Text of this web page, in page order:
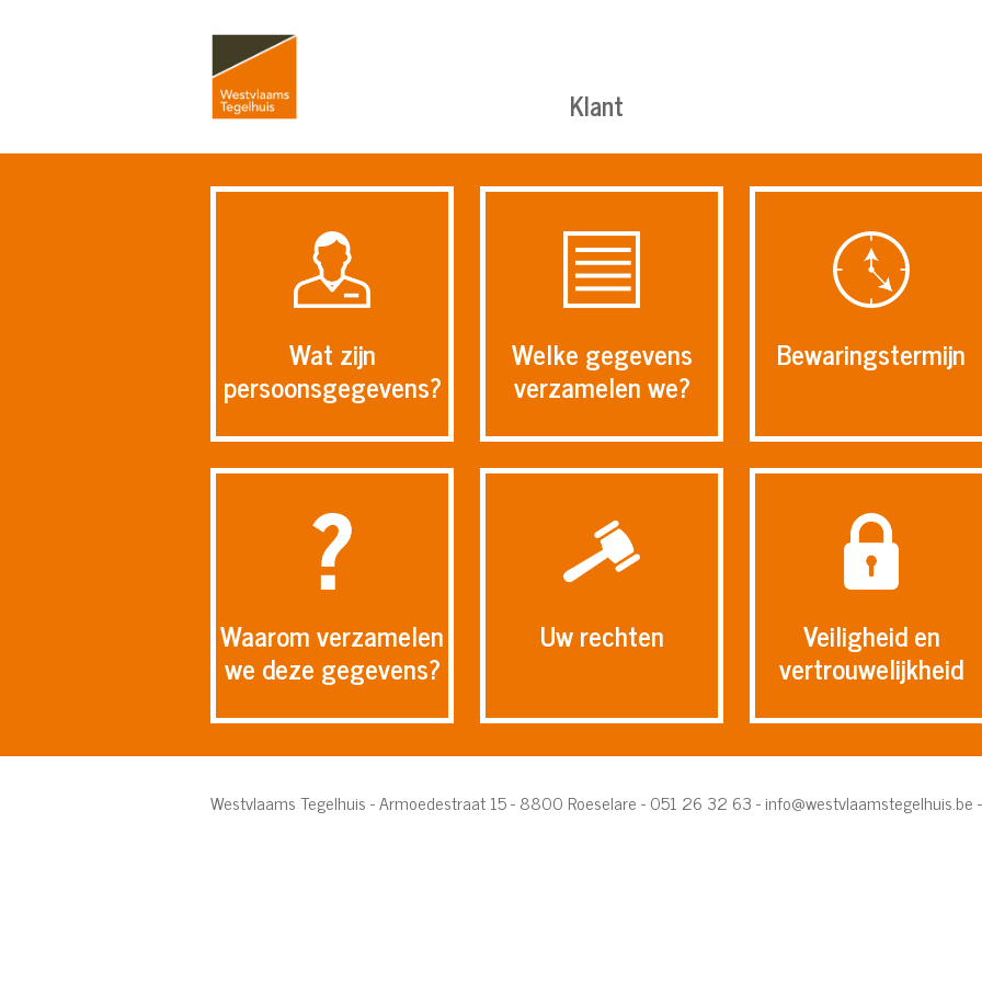
Klant
Wat zijn
persoonsgegevens?
Welke gegevens
verzamelen we?
Bewaringstermijn
Waarom verzamelen
we deze gegevens?
Uw rechten Veiligheid en
vertrouwelijkheid
Westvlaams Tegelhuis - Armoedestraat 15 - 8800 Roeselare - 051 26 32 63 -info@westvlaamstegelhuis.be-